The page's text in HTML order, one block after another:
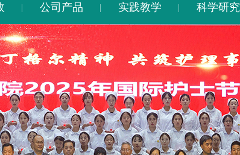
公司产品 实践教学 科学研究